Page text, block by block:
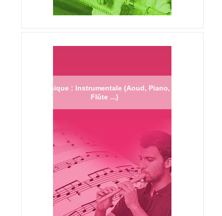
Musique : Instrumentale (Aoud, Piano,
Flûte ...)